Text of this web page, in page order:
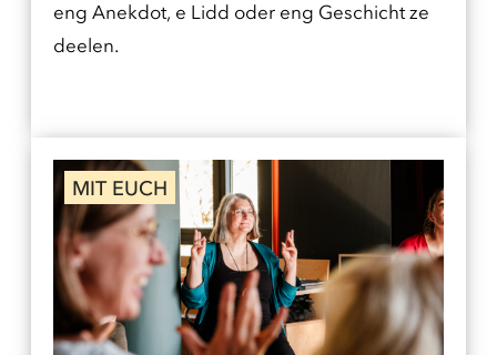
eng Anekdot, e Lidd oder eng Geschicht ze
deelen.
MIT EUCH